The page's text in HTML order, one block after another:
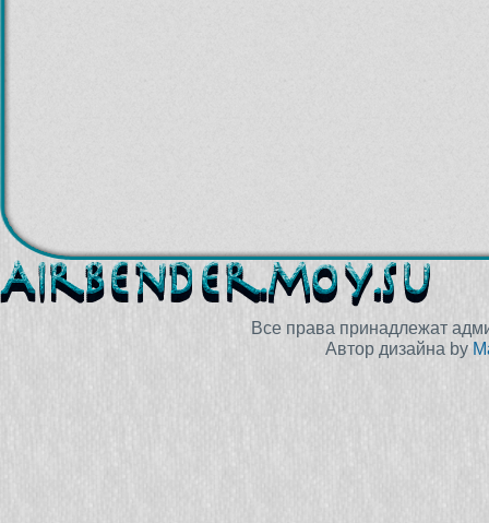
Все права принадлежат
Автор дизайна by